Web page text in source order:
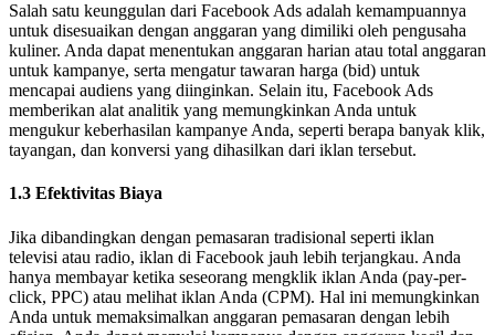
Salah satu keunggulan dari Facebook Ads adalah kemampuannya
untuk disesuaikan dengan anggaran yang dimiliki oleh pengusaha
kuliner. Anda dapat menentukan anggaran harian atau total anggaran
untuk kampanye, serta mengatur tawaran harga (bid) untuk
mencapai audiens yang diinginkan. Selain itu, Facebook Ads
memberikan alat analitik yang memungkinkan Anda untuk
mengukur keberhasilan kampanye Anda, seperti berapa banyak klik,
tayangan, dan konversi yang dihasilkan dari iklan tersebut.
1.3 Efektivitas Biaya
Jika dibandingkan dengan pemasaran tradisional seperti iklan
televisi atau radio, iklan di Facebook jauh lebih terjangkau. Anda
hanya membayar ketika seseorang mengklik iklan Anda (pay-per-
click, PPC) atau melihat iklan Anda (CPM). Hal ini memungkinkan
Anda untuk memaksimalkan anggaran pemasaran dengan lebih